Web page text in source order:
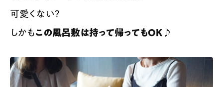
可愛くない？
しかもこの風呂敷は持って帰ってもOK♪